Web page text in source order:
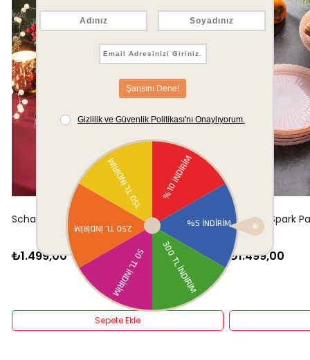
Schafer Spark Pasta Seti 7 Parça-Yeşil
₺1.499,00
Sepete Ekle
Schafer Spark
₺1.499,00